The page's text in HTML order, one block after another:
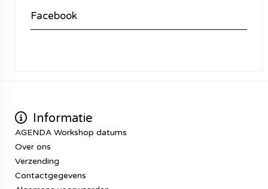
Facebook
Informatie
AGENDA Workshop datums
Over ons
Verzending
Contactgegevens